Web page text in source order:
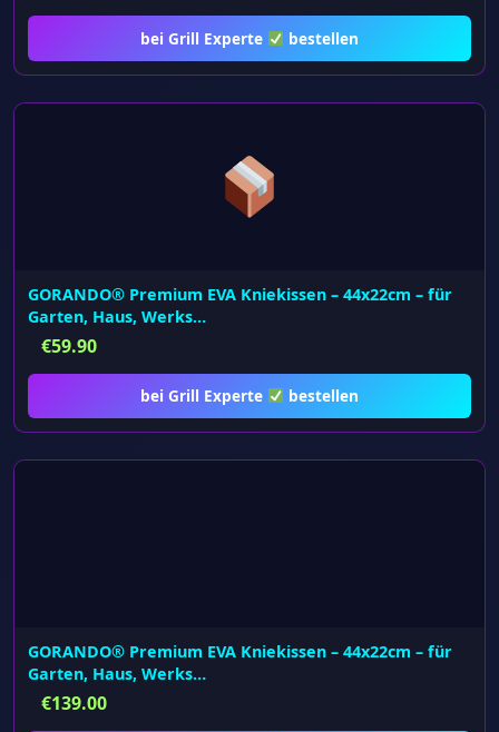
bei Grill Experte bestellen
GORANDO® Premium EVA Kniekissen – 44x22cm – für
Garten, Haus, Werks…
€59.90
bei Grill Experte bestellen
GORANDO® Premium EVA Kniekissen – 44x22cm – für
Garten, Haus, Werks…
€139.00